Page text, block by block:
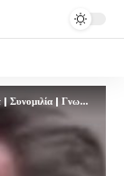
mIRC Hellas Chat - IRC Greek Chat | Δωρεάν τσατ | Συνομιλία | Γνωριμίες | FREE